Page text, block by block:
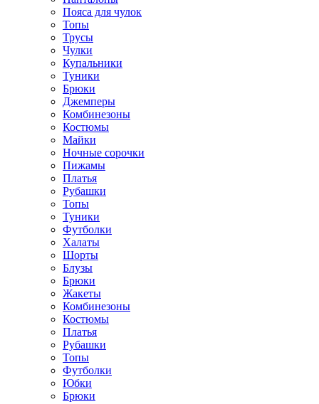
Поясa для чулок
Топы
Трусы
Чулки
Купальники
Туники
Брюки
Джемперы
Комбинезоны
Костюмы
Майки
Ночные сорочки
Пижамы
Платья
Рубашки
Топы
Туники
Футболки
Халаты
Шорты
Блузы
Брюки
Жакеты
Комбинезоны
Костюмы
Платья
Рубашки
Топы
Футболки
Юбки
Брюки